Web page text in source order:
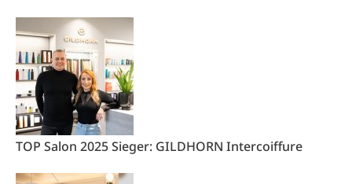
TOP Salon 2025 Sieger: GILDHORN Intercoiffure